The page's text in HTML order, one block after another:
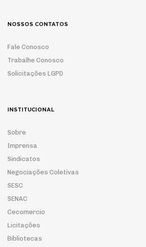
NOSSOS CONTATOS
Fale Conosco
Trabalhe Conosco
Solicitações LGPD
INSTITUCIONAL
Sobre
Imprensa
Sindicatos
Negociações Coletivas
SESC
SENAC
Cecomercio
Licitações
Bibliotecas